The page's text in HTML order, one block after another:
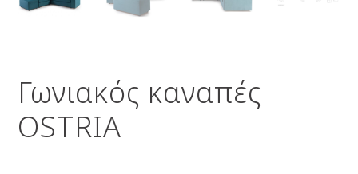
Γωνιακός καναπές
OSTRIA